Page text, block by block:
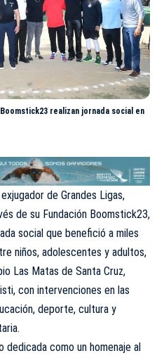
realizan jornada social en
exjugador de Grandes Ligas,
de su Fundación Boomstick23,
social que benefició a miles
niños, adolescentes y adultos,
Las Matas de Santa Cruz,
con intervenciones en las
deporte, cultura y
dedicada como un homenaje al